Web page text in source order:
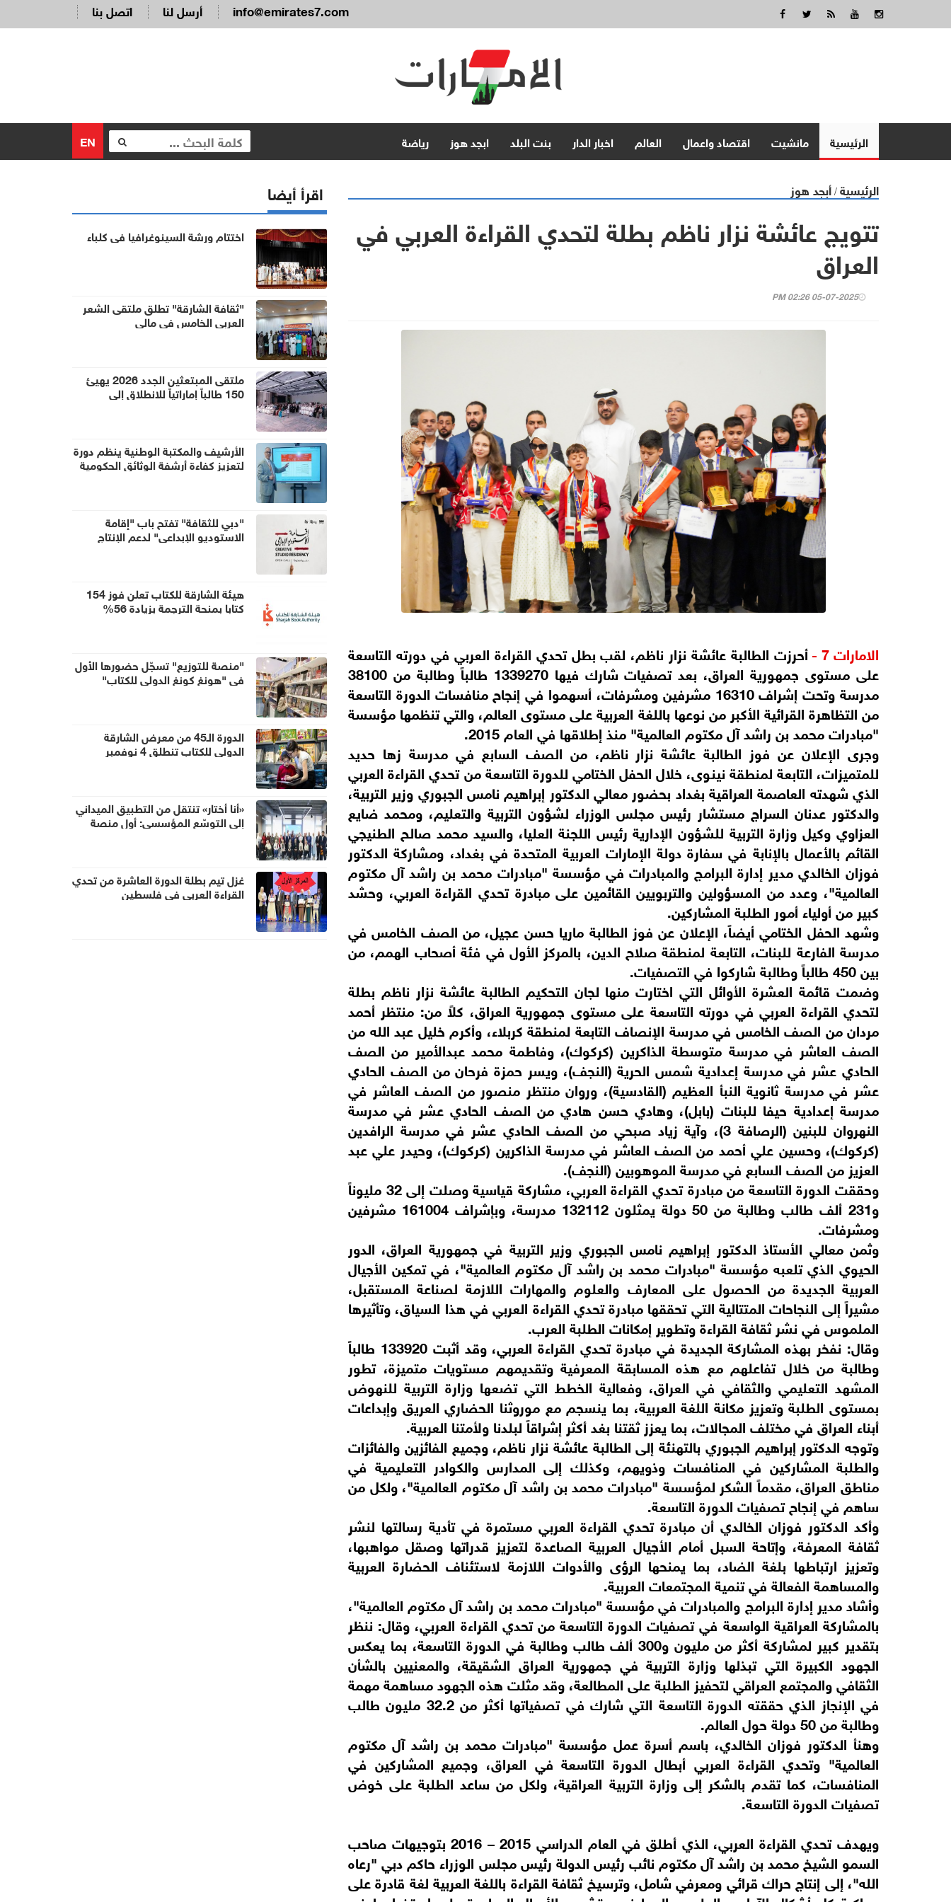
اتصل بنا أرسل لنا info@emirates7.com
الرئيسية مانشيت اقتصاد واعمال العالم اخبار الدار بنت البلد ابجد هوز رياضة EN
الرئيسية / أبجد هوز
تتويج عائشة نزار ناظم بطلة لتحدي القراءة العربي في
العراق
05-07-2025 02:26 PM
الامارات 7 -
أحرزت الطالبة عائشة نزار ناظم، لقب بطل تحدي القراءة العربي في دورته التاسعة
على مستوى جمهورية العراق، بعد تصفيات شارك فيها 1339270 طالباً وطالبة من 38100
مدرسة وتحت إشراف 16310 مشرفين ومشرفات، أسهموا في إنجاح منافسات الدورة التاسعة
من التظاهرة القرائية الأكبر من نوعها باللغة العربية على مستوى العالم، والتي تنظمها مؤسسة
"مبادرات محمد بن راشد آل مكتوم العالمية" منذ إطلاقها في العام 2015.
وجرى الإعلان عن فوز الطالبة عائشة نزار ناظم، من الصف السابع في مدرسة زها حديد
للمتميزات، التابعة لمنطقة نينوى، خلال الحفل الختامي للدورة التاسعة من تحدي القراءة العربي
الذي شهدته العاصمة العراقية بغداد بحضور معالي الدكتور إبراهيم نامس الجبوري وزير التربية،
والدكتور عدنان السراج مستشار رئيس مجلس الوزراء لشؤون التربية والتعليم، ومحمد ضايع
العزاوي وكيل وزارة التربية للشؤون الإدارية رئيس اللجنة العليا، والسيد محمد صالح الطنيجي
القائم بالأعمال بالإنابة في سفارة دولة الإمارات العربية المتحدة في بغداد، ومشاركة الدكتور
فوزان الخالدي مدير إدارة البرامج والمبادرات في مؤسسة "مبادرات محمد بن راشد آل مكتوم
العالمية"، وعدد من المسؤولين والتربويين القائمين على مبادرة تحدي القراءة العربي، وحشد
كبير من أولياء أمور الطلبة المشاركين.
وشهد الحفل الختامي أيضاً، الإعلان عن فوز الطالبة ماريا حسن عجيل، من الصف الخامس في
مدرسة الفارعة للبنات، التابعة لمنطقة صلاح الدين، بالمركز الأول في فئة أصحاب الهمم، من
بين 450 طالباً وطالبة شاركوا في التصفيات.
وضمت قائمة العشرة الأوائل التي اختارت منها لجان التحكيم الطالبة عائشة نزار ناظم بطلة
لتحدي القراءة العربي في دورته التاسعة على مستوى جمهورية العراق، كلاً من: منتظر أحمد
مردان من الصف الخامس في مدرسة الإنصاف التابعة لمنطقة كربلاء، وأكرم خليل عبد الله من
الصف العاشر في مدرسة متوسطة الذاكرين (كركوك)، وفاطمة محمد عبدالأمير من الصف
الحادي عشر في مدرسة إعدادية شمس الحرية (النجف)، ويسر حمزة فرحان من الصف الحادي
عشر في مدرسة ثانوية النبأ العظيم (القادسية)، وروان منتظر منصور من الصف العاشر في
مدرسة إعدادية حيفا للبنات (بابل)، وهادي حسن هادي من الصف الحادي عشر في مدرسة
النهروان للبنين (الرصافة 3)، وآية زياد صبحي من الصف الحادي عشر في مدرسة الرافدين
(كركوك)، وحسين علي أحمد من الصف العاشر في مدرسة الذاكرين (كركوك)، وحيدر علي عبد
العزيز من الصف السابع في مدرسة الموهوبين (النجف).
وحققت الدورة التاسعة من مبادرة تحدي القراءة العربي، مشاركة قياسية وصلت إلى 32 مليوناً
و231 ألف طالب وطالبة من 50 دولة يمثلون 132112 مدرسة، وبإشراف 161004 مشرفين
ومشرفات.
وثمن معالي الأستاذ الدكتور إبراهيم نامس الجبوري وزير التربية في جمهورية العراق، الدور
الحيوي الذي تلعبه مؤسسة "مبادرات محمد بن راشد آل مكتوم العالمية"، في تمكين الأجيال
العربية الجديدة من الحصول على المعارف والعلوم والمهارات اللازمة لصناعة المستقبل،
مشيراً إلى النجاحات المتتالية التي تحققها مبادرة تحدي القراءة العربي في هذا السياق، وتأثيرها
الملموس في نشر ثقافة القراءة وتطوير إمكانات الطلبة العرب.
وقال: نفخر بهذه المشاركة الجديدة في مبادرة تحدي القراءة العربي، وقد أثبت 133920 طالباً
وطالبة من خلال تفاعلهم مع هذه المسابقة المعرفية وتقديمهم مستويات متميزة، تطور
المشهد التعليمي والثقافي في العراق، وفعالية الخطط التي تضعها وزارة التربية للنهوض
بمستوى الطلبة وتعزيز مكانة اللغة العربية، بما ينسجم مع موروثنا الحضاري العريق وإبداعات
أبناء العراق في مختلف المجالات، بما يعزز ثقتنا بغد أكثر إشراقاً لبلدنا ولأمتنا العربية.
وتوجه الدكتور إبراهيم الجبوري بالتهنئة إلى الطالبة عائشة نزار ناظم، وجميع الفائزين والفائزات
والطلبة المشاركين في المنافسات وذويهم، وكذلك إلى المدارس والكوادر التعليمية في
مناطق العراق، مقدماً الشكر لمؤسسة "مبادرات محمد بن راشد آل مكتوم العالمية"، ولكل من
ساهم في إنجاح تصفيات الدورة التاسعة.
وأكد الدكتور فوزان الخالدي أن مبادرة تحدي القراءة العربي مستمرة في تأدية رسالتها لنشر
ثقافة المعرفة، وإتاحة السبل أمام الأجيال العربية الصاعدة لتعزيز قدراتها وصقل مواهبها،
وتعزيز ارتباطها بلغة الضاد، بما يمنحها الرؤى والأدوات اللازمة لاستئناف الحضارة العربية
والمساهمة الفعالة في تنمية المجتمعات العربية.
وأشاد مدير إدارة البرامج والمبادرات في مؤسسة "مبادرات محمد بن راشد آل مكتوم العالمية"،
بالمشاركة العراقية الواسعة في تصفيات الدورة التاسعة من تحدي القراءة العربي، وقال: ننظر
بتقدير كبير لمشاركة أكثر من مليون و300 ألف طالب وطالبة في الدورة التاسعة، بما يعكس
الجهود الكبيرة التي تبذلها وزارة التربية في جمهورية العراق الشقيقة، والمعنيين بالشأن
الثقافي والمجتمع العراقي لتحفيز الطلبة على المطالعة، وقد مثلت هذه الجهود مساهمة مهمة
في الإنجاز الذي حققته الدورة التاسعة التي شارك في تصفياتها أكثر من 32.2 مليون طالب
وطالبة من 50 دولة حول العالم.
وهنأ الدكتور فوزان الخالدي، باسم أسرة عمل مؤسسة "مبادرات محمد بن راشد آل مكتوم
العالمية" وتحدي القراءة العربي أبطال الدورة التاسعة في العراق، وجميع المشاركين في
المنافسات، كما تقدم بالشكر إلى وزارة التربية العراقية، ولكل من ساعد الطلبة على خوض
تصفيات الدورة التاسعة.
ويهدف تحدي القراءة العربي، الذي أطلق في العام الدراسي 2015 – 2016 بتوجيهات صاحب
السمو الشيخ محمد بن راشد آل مكتوم نائب رئيس الدولة رئيس مجلس الوزراء حاكم دبي "رعاه
الله"، إلى إنتاج حراك قرائي ومعرفي شامل، وترسيخ ثقافة القراءة باللغة العربية لغة قادرة على
اقرأ أيضا
اختتام ورشة السينوغرافيا في كلباء
"ثقافة الشارقة" تطلق ملتقى الشعر
العربي الخامس في مالي
ملتقى المبتعثين الجدد 2026 يهيئ
150 طالباً إماراتياً للانطلاق إلى
الأرشيف والمكتبة الوطنية ينظم دورة
لتعزيز كفاءة أرشفة الوثائق الحكومية
"دبي للثقافة" تفتح باب "إقامة
الاستوديو الإبداعي" لدعم الإنتاج
هيئة الشارقة للكتاب تعلن فوز 154
كتابا بمنحة الترجمة بزيادة 56%
"منصة للتوزيع" تسجّل حضورها الأول
في "هونغ كونغ الدولي للكتاب"
الدورة الـ45 من معرض الشارقة
الدولي للكتاب تنطلق 4 نوفمبر
«أنا أختار» تنتقل من التطبيق الميداني
إلى التوسّع المؤسسي: أول منصة
غزل تيم بطلة الدورة العاشرة من تحدي
القراءة العربي في فلسطين